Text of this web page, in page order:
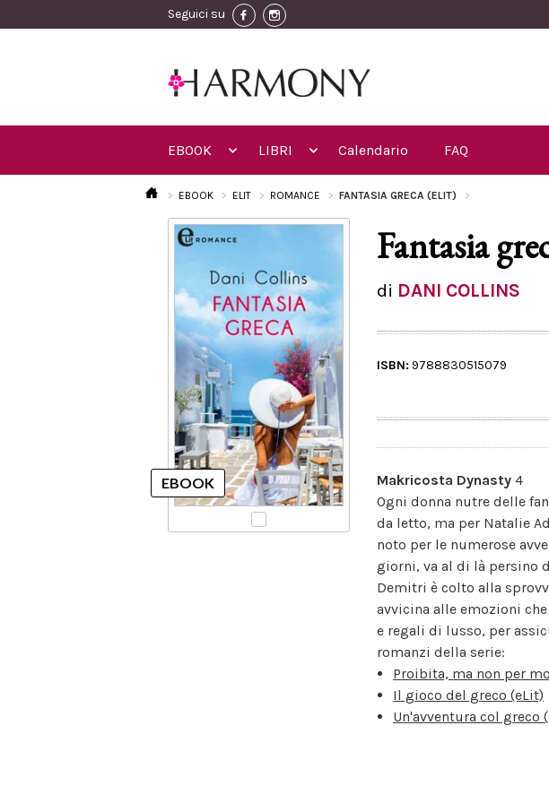
Seguici su
EBOOK LIBRI Calendario FAQ
EBOOK ELIT ROMANCE FANTASIA GRECA (ELIT)
Fantasia
di DANI COLLINS
ISBN: 9788830515079
Makricosta Dynasty 4
Ogni donna nutre delle
da letto, ma per Natalie
noto per le numerose
giorni, va al di là persino
Demitri è colto alla
avvicina alle emozioni
e regali di lusso, per
romanzi della serie:
Proibita, ma non per
Il gioco del greco (eLit)
Un'avventura col greco